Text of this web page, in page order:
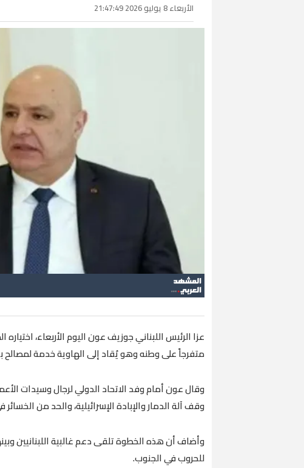
الأربعاء 8 يوليو 2026 21:47:49
عزا الرئيس اللبناني جوزيف عون اليوم الأربعاء،
متفرجاً على وطنه وهو يُقاد إلى الهاوية خدمة لمصالح
وقال عون أمام وفد الاتحاد الدولي لرجال وسيدات
وقف آلة الدمار والإبادة الإسرائيلية، والحد من
وأضاف أن هذه الخطوة تلقى دعم غالبية اللبنانيين
للحروب في الجنوب.